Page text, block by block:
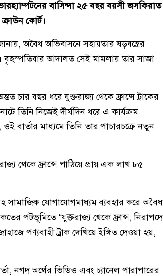
বাসিন্দা ২৫ বছর বয়সী জসকিরাত
কোর্ট।
অবৈধ অভিবাসনে সহায়তার ষড়যন্ত্রের
আদালত সেই মামলায় তার সাজা
চার বছর ধরে যুক্তরাজ্য থেকে ফ্রান্সে ট্রাকের
তিনি নিজেই দীর্ঘদিন ধরে এ কার্যক্রম
বার্তার মাধ্যমে তিনি তার পাচারচক্রে নতুন
থেকে ফ্রান্সে পাঠিয়ে প্রায় এক লাখ ৮৫
সামাজিক যোগাযোগমাধ্যম ব্যবহার করে অবৈধ
পটভূমিতে “যুক্তরাজ্য থেকে ফ্রান্স, নিরাপদে
পণ্যবাহী ট্রাক দেখিয়ে ইঙ্গিত দেওয়া হয়,
নগদ অর্থের ভিডিও এবং চ্যানেল পারাপারের